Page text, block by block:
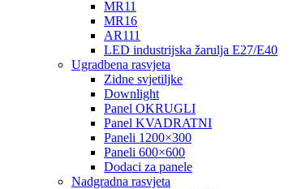
MR11
MR16
AR111
LED industrijska žarulja E27/E40
Ugradbena rasvjeta
Zidne svjetiljke
Downlight
Panel OKRUGLI
Panel KVADRATNI
Paneli 1200×300
Paneli 600×600
Dodaci za panele
Nadgradna rasvjeta